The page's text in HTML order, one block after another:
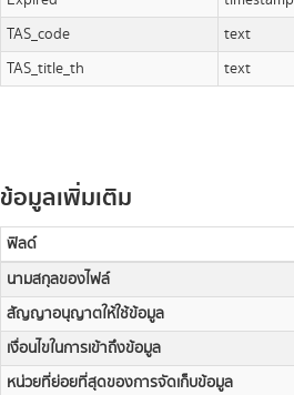
TAS_code
text
TAS_title_th
text
ข้อมูลเพิ่มเติม
ฟิลด์
นามสกุลของไฟล์
สัญญาอนุญาตให้ใช้ข้อมูล
เงื่อนไขในการเข้าถึงข้อมูล
หน่วยที่ย่อยที่สุดของการจัดเก็บข้อมูล